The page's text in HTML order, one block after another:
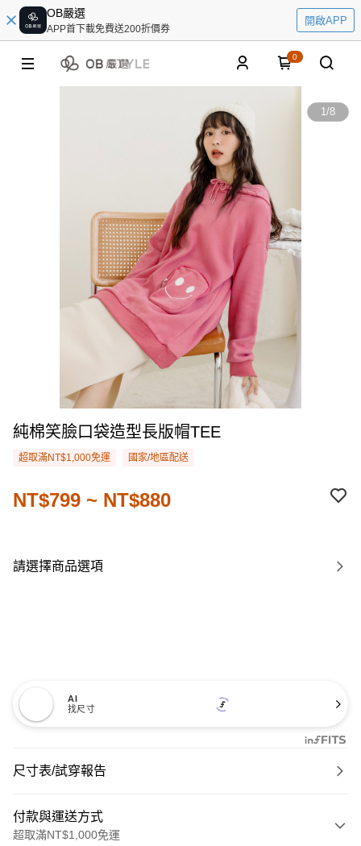
OB嚴選
APP首下載免費送200折價券
開啟APP
0
1/8
純棉笑臉口袋造型長版帽TEE
超取滿NT$1,000免運 國家/地區配送
NT$799 ~ NT$880
請選擇商品選項
AI
找尺寸
尺寸表/試穿報告
付款與運送方式
超取滿NT$1,000免運